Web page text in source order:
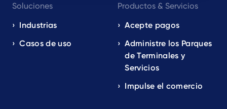
navigation
EN
Soluciones
Industrias
Casos de uso
Productos & Servicios
Acepte pagos
Administre los Parques
de Terminales y
Servicios
Impulse el comercio